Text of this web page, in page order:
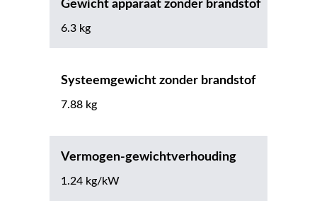
Gewicht apparaat zonder brandstof
6.3 kg
Systeemgewicht zonder brandstof
7.88 kg
Vermogen-gewichtverhouding
1.24 kg/kW